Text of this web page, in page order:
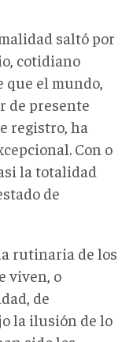
saltó por
cotidiano
que el mundo,
de presente
registro, ha
Con o
la totalidad
de
rutinaria de los
viven, o
de
la ilusión de lo